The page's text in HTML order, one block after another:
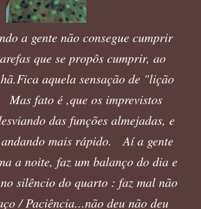
a gente não consegue cumprir
que se propôs cumprir, ao
aquela sensação de "lição
fato é ,que os imprevistos
das funções almejadas, e
mais rápido. Aí a gente
a noite, faz um balanço do dia e
silêncio do quarto : faz mal não
/ Paciência...não deu não deu